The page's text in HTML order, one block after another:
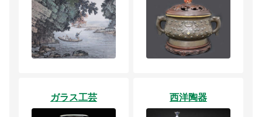
ガラス工芸 西洋陶器